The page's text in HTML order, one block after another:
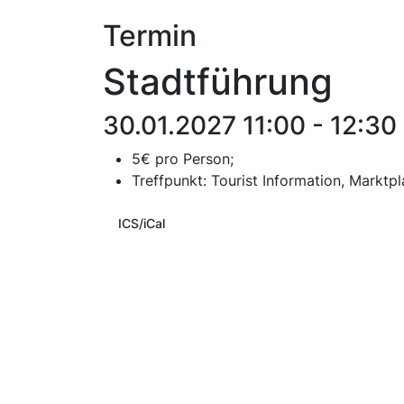
Termin
Stadtführung
30.01.2027 11:00 - 12:30
5€ pro Person;
Treffpunkt: Tourist Information,
ICS/iCal